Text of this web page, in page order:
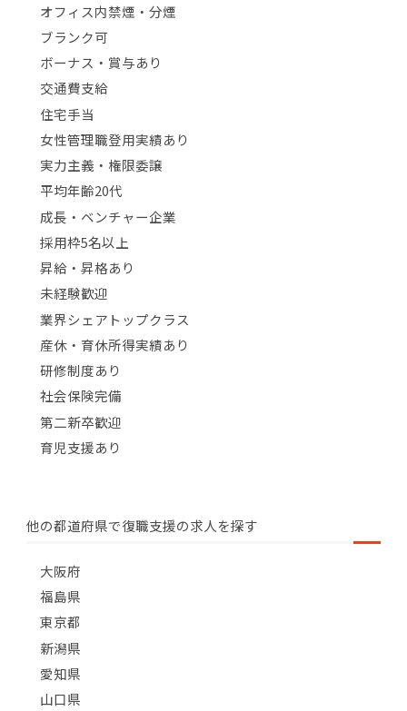
オフィス内禁煙・分煙
ブランク可
ボーナス・賞与あり
交通費支給
住宅手当
女性管理職登用実績あり
実力主義・権限委譲
平均年齢20代
成長・ベンチャー企業
採用枠5名以上
昇給・昇格あり
未経験歓迎
業界シェアトップクラス
産休・育休所得実績あり
研修制度あり
社会保険完備
第二新卒歓迎
育児支援あり
他の都道府県で復職支援の求人を探す
大阪府
福島県
東京都
新潟県
愛知県
山口県